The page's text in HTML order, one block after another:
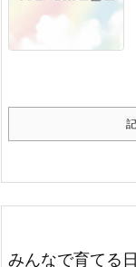
みんなで育てる